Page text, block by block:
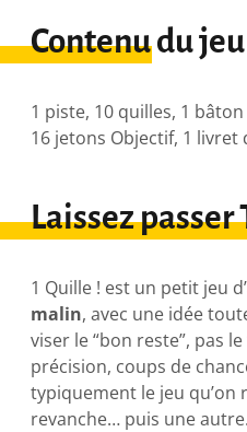
Contenu du jeu
1 piste, 10 quilles, 1
16 jetons Objectif, 1 livret
Laissez passer
1 Quille ! est un petit jeu
malin, avec une idée
viser le “bon reste”, pas
précision, coups de
typiquement le jeu
revanche… puis une autre.